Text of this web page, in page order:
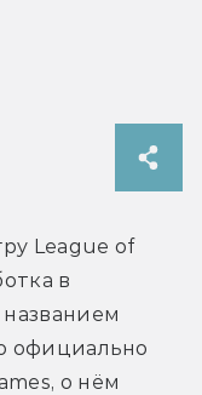
League of
в
официально
о нём